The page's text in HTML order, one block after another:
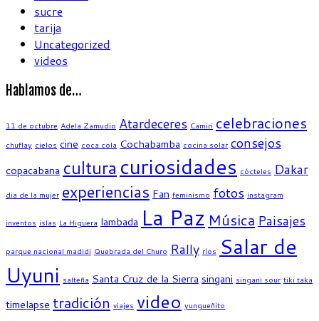
sucre
tarija
Uncategorized
videos
Hablamos de…
11 de octubre Adela Zamudio Atardeceres Camiri celebraciones
chuflay cielos cine coca cola Cochabamba cocina solar consejos
copacabana cultura curiosidades cócteles Dakar
dia de la mujer experiencias Fan feminismo fotos instagram
inventos islas La Higuera lambada La Paz Música Paisajes
parque nacional madidi Quebrada del Churo Rally ríos Salar de
Uyuni salteña Santa Cruz de la Sierra singani singani sour tiki taka
timelapse tradición viajes video yungueñito